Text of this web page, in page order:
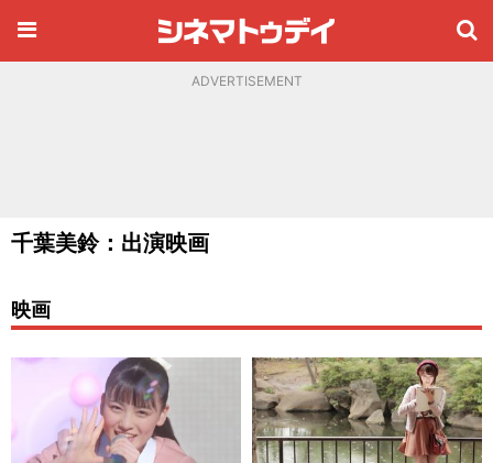
ADVERTISEMENT
千葉美鈴：出演映画
映画